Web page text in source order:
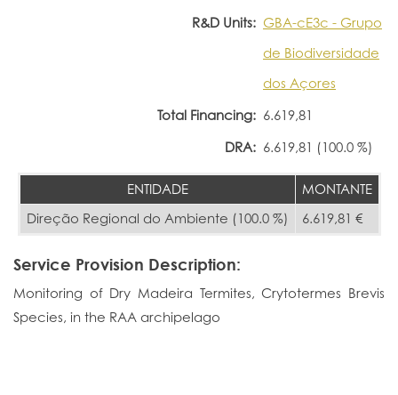
R&D Units: GBA-cE3c - Grupo
de Biodiversidade
dos Açores
Total Financing: 6.619,81
DRA: 6.619,81 (100.0 %)
ENTIDADE
MONTANTE
Direção Regional do Ambiente (100.0 %)
6.619,81 €
Service Provision Description:
Monitoring of Dry Madeira Termites, Crytotermes Brevis
Species, in the RAA archipelago